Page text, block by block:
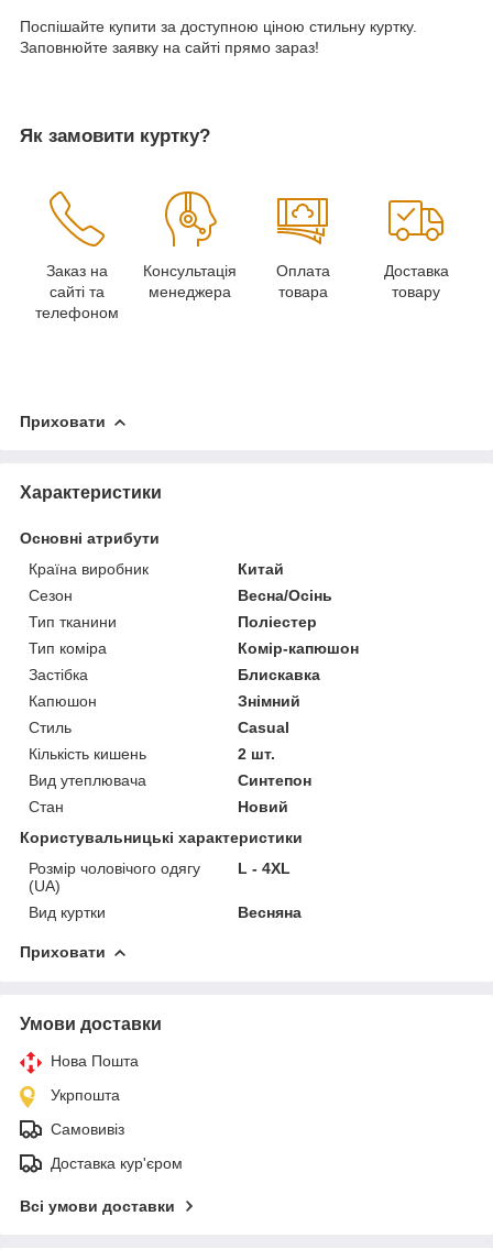
Поспішайте купити за доступною ціною стильну куртку.
Заповнюйте заявку на сайті прямо зараз!
Як замовити куртку?
Заказ на
сайті та
телефоном
Консультація
менеджера
Оплата
товара
Доставка
товару
Приховати
Характеристики
Основні атрибути
Країна виробник
Китай
Сезон
Весна/Осінь
Тип тканини
Поліестер
Тип коміра
Комір-капюшон
Застібка
Блискавка
Капюшон
Знімний
Стиль
Casual
Кількість кишень
2 шт.
Вид утеплювача
Синтепон
Стан
Новий
Користувальницькі характеристики
Розмір чоловічого одягу
(UA)
L - 4XL
Вид куртки Весняна
Приховати
Умови доставки
Нова Пошта
Укрпошта
Самовивіз
Доставка кур'єром
Всі умови доставки